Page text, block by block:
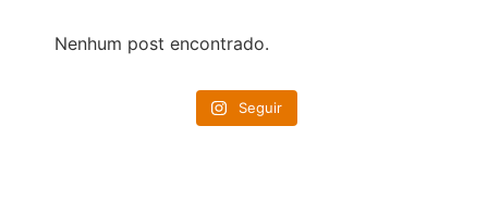
Nenhum post encontrado.
Seguir